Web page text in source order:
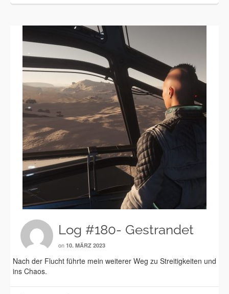
Log #180- Gestrandet
on 10. MÄRZ 2023
Nach der Flucht führte mein weiterer Weg zu Streitigkeiten und
ins Chaos.